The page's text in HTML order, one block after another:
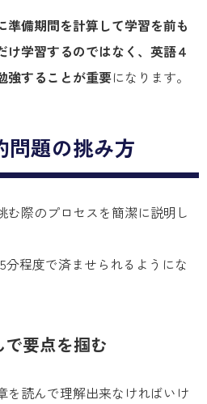
準備期間を計算して学習を前も
け学習するのではなく、英語４
強することが重要になります。
問題の挑み方
む際のプロセスを簡潔に説明し
分程度で済ませられるようにな
要点を掴む
を読んで理解出来なければいけ